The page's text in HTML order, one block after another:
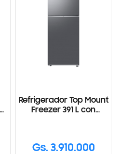
Refrigerador Top Mount
Freezer 391 L con
Gs. 3.910.000